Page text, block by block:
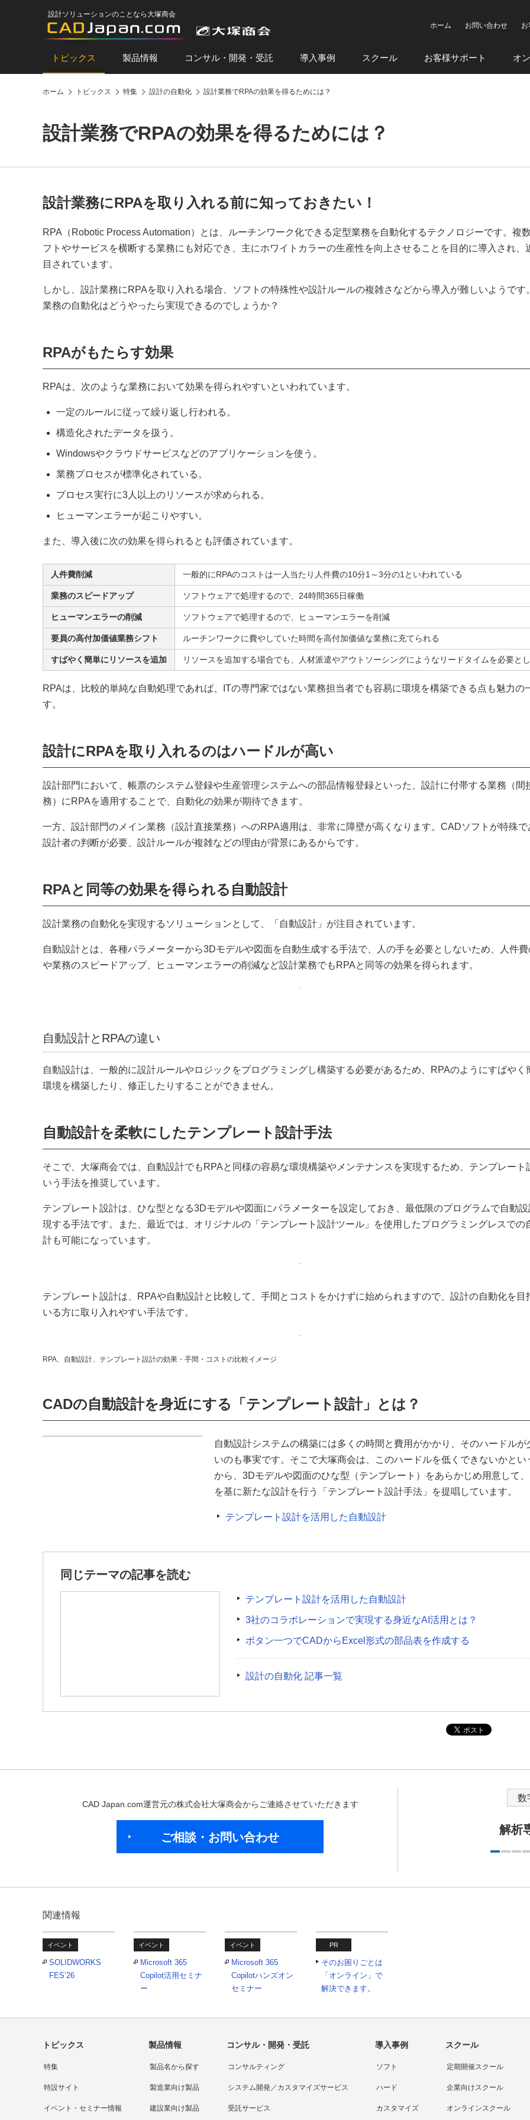
設計ソリューションのことなら大塚商会
ホーム
お問い合わせ お
トピックス 製品情報 コンサル・開発・受託 導入事例 スクール お客様サポート オ
ホーム トピックス 特集 設計の自動化 設計業務でRPAの効果を得るためには？
設計業務でRPAの効果を得るためには？
設計業務にRPAを取り入れる前に知っておきたい！
RPA（Robotic Process Automation）とは、ルーチンワーク化できる定型業務を自動化するテクノロジーです。複
フトやサービスを横断する業務にも対応でき、主にホワイトカラーの生産性を向上させることを目的に導入され、
目されています。
しかし、設計業務にRPAを取り入れる場合、ソフトの特殊性や設計ルールの複雑さなどから導入が難しいようです
業務の自動化はどうやったら実現できるのでしょうか？
RPAがもたらす効果
RPAは、次のような業務において効果を得られやすいといわれています。
一定のルールに従って繰り返し行われる。
構造化されたデータを扱う。
Windowsやクラウドサービスなどのアプリケーションを使う。
業務プロセスが標準化されている。
プロセス実行に3人以上のリソースが求められる。
ヒューマンエラーが起こりやすい。
また、導入後に次の効果を得られるとも評価されています。
人件費削減 一般的にRPAのコストは一人当たり人件費の10分1～3分の1といわれている
業務のスピードアップ ソフトウェアで処理するので、24時間365日稼働
ヒューマンエラーの削減 ソフトウェアで処理するので、ヒューマンエラーを削減
要員の高付加価値業務シフト ルーチンワークに費やしていた時間を高付加価値な業務に充てられる
すばやく簡単にリソースを追加 リソースを追加する場合でも、人材派遣やアウトソーシングにようなリードタイムを必要と
RPAは、比較的単純な自動処理であれば、ITの専門家ではない業務担当者でも容易に環境を構築できる点も魅力の
す。
設計にRPAを取り入れるのはハードルが高い
設計部門において、帳票のシステム登録や生産管理システムへの部品情報登録といった、設計に付帯する業務（間
務）にRPAを適用することで、自動化の効果が期待できます。
一方、設計部門のメイン業務（設計直接業務）へのRPA適用は、非常に障壁が高くなります。CADソフトが特殊で
設計者の判断が必要、設計ルールが複雑などの理由が背景にあるからです。
RPAと同等の効果を得られる自動設計
設計業務の自動化を実現するソリューションとして、「自動設計」が注目されています。
自動設計とは、各種パラメーターから3Dモデルや図面を自動生成する手法で、人の手を必要としないため、人件
や業務のスピードアップ、ヒューマンエラーの削減など設計業務でもRPAと同等の効果を得られます。
自動設計とRPAの違い
自動設計は、一般的に設計ルールやロジックをプログラミングし構築する必要があるため、RPAのようにすばやく
環境を構築したり、修正したりすることができません。
自動設計を柔軟にしたテンプレート設計手法
そこで、大塚商会では、自動設計でもRPAと同様の容易な環境構築やメンテナンスを実現するため、テンプレート
いう手法を推奨しています。
テンプレート設計は、ひな型となる3Dモデルや図面にパラメーターを設定しておき、最低限のプログラムで自動設
現する手法です。また、最近では、オリジナルの「テンプレート設計ツール」を使用したプログラミングレスでの
計も可能になっています。
テンプレート設計は、RPAや自動設計と比較して、手間とコストをかけずに始められますので、設計の自動化を目
いる方に取り入れやすい手法です。
RPA、自動設計、テンプレート設計の効果・手間・コストの比較イメージ
CADの自動設計を身近にする「テンプレート設計」とは？
自動設計システムの構築には多くの時間と費用がかかり、そのハードルが
いのも事実です。そこで大塚商会は、このハードルを低くできないかとい
から、3Dモデルや図面のひな型（テンプレート）をあらかじめ用意して
を基に新たな設計を行う「テンプレート設計手法」を提唱しています。
テンプレート設計を活用した自動設計
同じテーマの記事を読む
テンプレート設計を活用した自動設計
3社のコラボレーションで実現する身近なAI活用とは？
ボタン一つでCADからExcel形式の部品表を作成する
設計の自動化 記事一覧
CAD Japan.com運営元の株式会社大塚商会からご連絡させていただきます
ご相談・お問い合わせ
数
解析
関連情報
イベント
SOLIDWORKS
FES’26
イベント
Microsoft 365
Copilot活用セミナ
ー
イベント
Microsoft 365
Copilotハンズオン
セミナー
PR
そのお困りごとは
「オンライン」で
解決できます。
トピックス
特集
特設サイト
イベント・セミナー情報
製品情報
製品名から探す
製造業向け製品
建設業向け製品
コンサル・開発・受託
コンサルティング
システム開発／カスタマイズサービス
受託サービス
導入事例
ソフト
ハード
カスタマイズ
スクール
定期開催スクール
企業向けスクール
オンラインスクール